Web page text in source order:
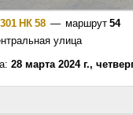
НК 58 — маршрут 54
улица
28 марта 2024 г.,